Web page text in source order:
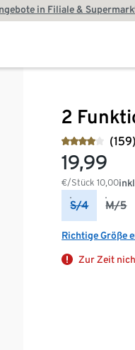
in Filiale &
2
(159)
19,99
€/Stück10,00
S/4 M/5
Richtige Größe
Zur Zeit